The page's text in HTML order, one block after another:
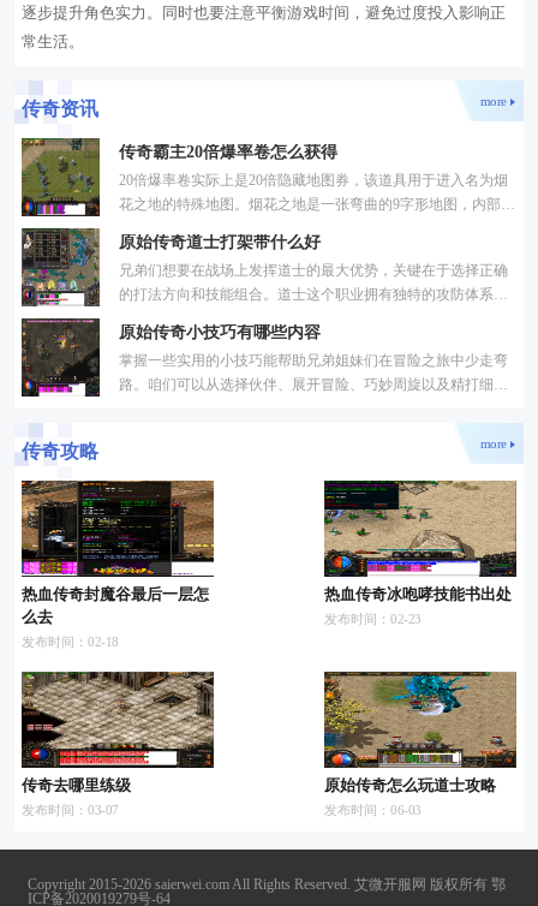
逐步提升角色实力。同时也要注意平衡游戏时间，避免过度投入影响正
常生活。
传奇资讯 more
传奇霸主20倍爆率卷怎么获得
20倍爆率卷实际上是20倍隐藏地图券，该道具用于进入名为烟
花之地的特殊地图。烟花之地是一张弯曲的9字形地图，内部聚
轩
原始传奇道士打架带什么好
兄弟们想要在战场上发挥道士的最大优势，关键在于选择正确
的打法方向和技能组合。道士这个职业拥有独特的攻防体系，
原始传奇小技巧有哪些内容
掌握一些实用的小技巧能帮助兄弟姐妹们在冒险之旅中少走弯
路。咱们可以从选择伙伴、展开冒险、巧妙周旋以及精打细算
传奇攻略 more
热血传奇封魔谷最后一层怎
么去
发布时间：02-18
热血传奇冰咆哮技能书出处
发布时间：02-23
传奇去哪里练级
发布时间：03-07
原始传奇怎么玩道士攻略
发布时间：06-03
Copyright 2015-2026 saierwei.com All Rights Reserved. 艾微开服网 版权所有 鄂
ICP备2020019279号-64